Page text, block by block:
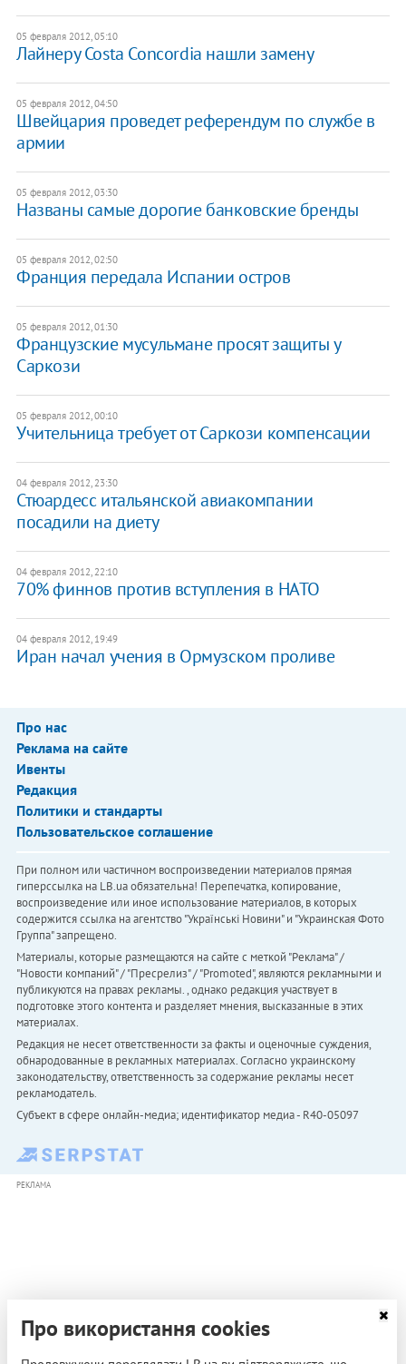
05 февраля 2012, 05:10
Лайнеру Costa Concordia нашли замену
05 февраля 2012, 04:50
Швейцария проведет референдум по службе в
армии
05 февраля 2012, 03:30
Названы самые дорогие банковские бренды
05 февраля 2012, 02:50
Франция передала Испании остров
05 февраля 2012, 01:30
Французские мусульмане просят защиты у
Саркози
05 февраля 2012, 00:10
Учительница требует от Саркози компенсации
04 февраля 2012, 23:30
Стюардесс итальянской авиакомпании
посадили на диету
04 февраля 2012, 22:10
70% финнов против вступления в НАТО
04 февраля 2012, 19:49
Иран начал учения в Ормузском проливе
Про нас
Реклама на сайте
Ивенты
Редакция
Политики и стандарты
Пользовательское соглашение
При полном или частичном воспроизведении материалов прямая
гиперссылка на LB.ua обязательна! Перепечатка, копирование,
воспроизведение или иное использование материалов, в которых
содержится ссылка на агентство "Українськi Новини" и "Украинская Фото
Группа" запрещено.
Материалы, которые размещаются на сайте с меткой "Реклама" /
"Новости компаний" / "Пресрелиз" / "Promoted", являются рекламными и
публикуются на правах рекламы. , однако редакция участвует в
подготовке этого контента и разделяет мнения, высказанные в этих
материалах.
Редакция не несет ответственности за факты и оценочные суждения,
обнародованные в рекламных материалах. Согласно украинскому
законодательству, ответственность за содержание рекламы несет
рекламодатель.
Субъект в сфере онлайн-медиа; идентификатор медиа - R40-05097
РЕКЛАМА
Про використання cookies